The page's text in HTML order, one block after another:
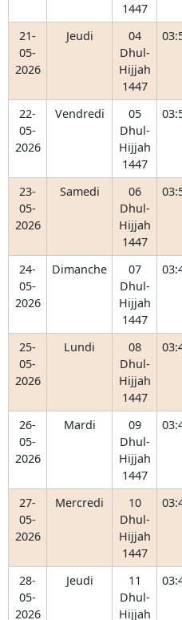
1447
21-
05-
2026
Jeudi
04
Dhul-
Hijjah
1447
22-
05-
2026
Vendredi
05
Dhul-
Hijjah
1447
23-
05-
2026
Samedi
06
Dhul-
Hijjah
1447
24-
05-
2026
Dimanche
07
Dhul-
Hijjah
1447
25-
05-
2026
Lundi
08
Dhul-
Hijjah
1447
26-
05-
2026
Mardi
09
Dhul-
Hijjah
1447
27-
05-
2026
Mercredi
10
Dhul-
Hijjah
1447
28-
05-
2026
Jeudi
11
Dhul-
Hijjah